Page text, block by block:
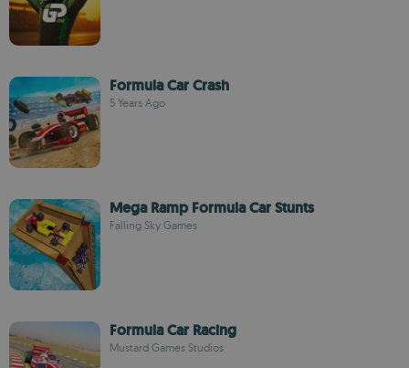
Formula Car Crash
5 Years Ago
Mega Ramp Formula Car Stunts
Falling Sky Games
Formula Car Racing
Mustard Games Studios